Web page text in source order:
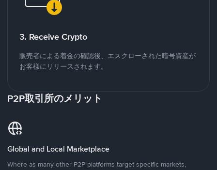
3. Receive Crypto
販売者による着金の確認後、エスクローされた暗号資産が
お客様にリリースされます。
P2P取引所のメリット
Global and Local Marketplace
Where as many other P2P platforms target specific markets,